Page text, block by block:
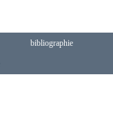
bibliographie